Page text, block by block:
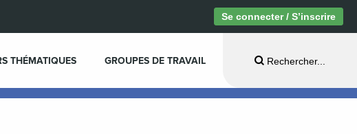
Se connecter / S’inscrire
THÉMATIQUES GROUPES DE TRAVAIL Rechercher...